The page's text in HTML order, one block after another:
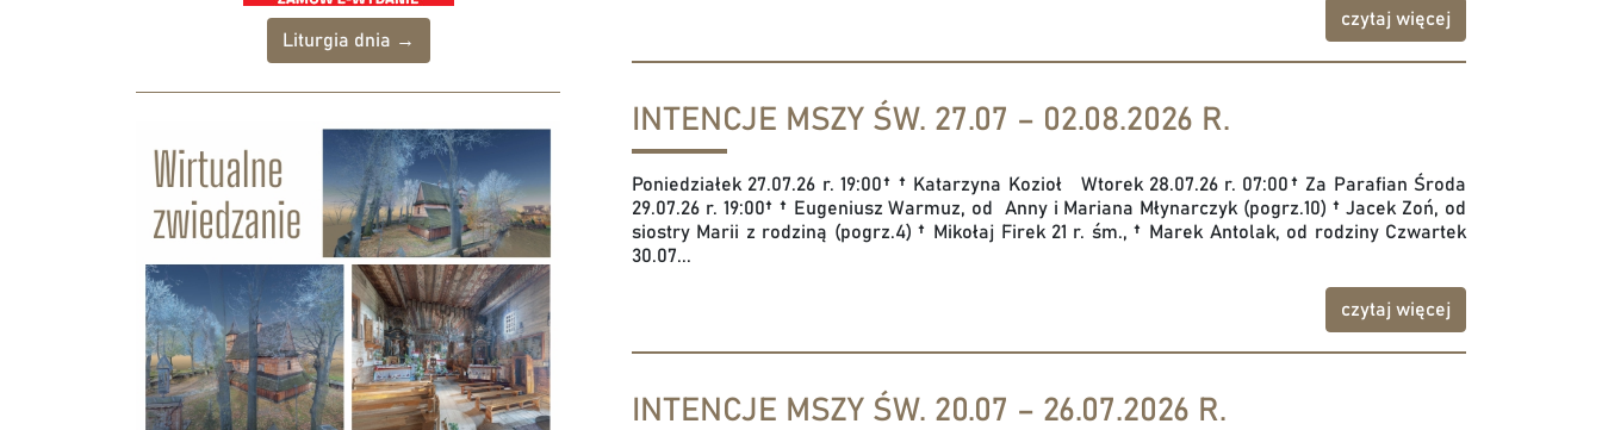
Liturgia dnia →
czytaj więcej
INTENCJE MSZY ŚW. 27.07 – 02.08.2026 R.
Poniedziałek 27.07.26 r. 19:00† † Katarzyna Kozioł Wtorek 28.07.26 r. 07:00† Za Parafian Środa
29.07.26 r. 19:00† † Eugeniusz Warmuz, od Anny i Mariana Młynarczyk (pogrz.10) † Jacek Zoń, od
siostry Marii z rodziną (pogrz.4) † Mikołaj Firek 21 r. śm., † Marek Antolak, od rodziny Czwartek
30.07...
czytaj więcej
INTENCJE MSZY ŚW. 20.07 – 26.07.2026 R.